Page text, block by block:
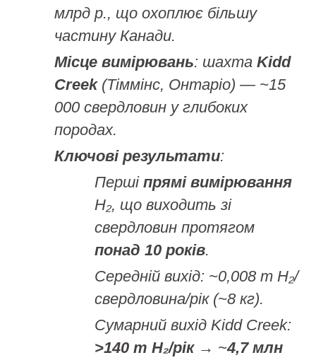
млрд р., що охоплює більшу
частину Канади.
Місце вимірювань: шахтаKidd
Creek(Тіммінс, Онтаріо) — ~15
000 свердловин у глибоких
породах.
Ключові результати:
Першіпрямі вимірювання
H₂, що виходить зі
свердловин протягом
понад 10 років.
Середній вихід: ~0,008 т H₂/
свердловина/рік (~8 кг).
Сумарний вихід Kidd Creek:
>140 т H₂/рік→ ~4,7 млн